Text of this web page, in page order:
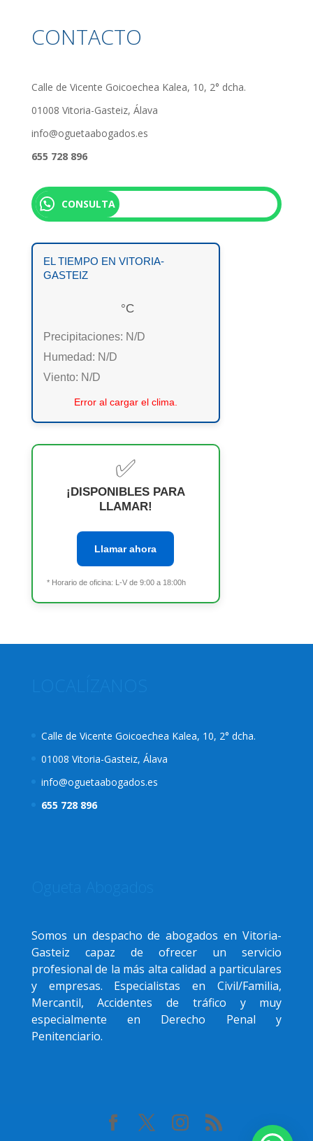
CONTACTO
Calle de Vicente Goicoechea Kalea, 10, 2° dcha.
01008 Vitoria-Gasteiz, Álava
info@oguetaabogados.es
655 728 896
CONSULTA
EL TIEMPO EN VITORIA-
GASTEIZ
°C
Precipitaciones: N/D
Humedad: N/D
Viento: N/D
Error al cargar el clima.
✅
¡DISPONIBLES PARA
LLAMAR!
Llamar ahora
* Horario de oficina: L-V de 9:00 a 18:00h
Calle de Vicente Goicoechea Kalea, 10, 2° dcha.
01008 Vitoria-Gasteiz, Álava
info@oguetaabogados.es
655 728 896
Somos un despacho de abogados en Vitoria-
Gasteiz capaz de ofrecer un servicio
profesional de la más alta calidad a particulares
y empresas. Especialistas en Civil/Familia,
Mercantil, Accidentes de tráfico y muy
especialmente en Derecho Penal y
Penitenciario.